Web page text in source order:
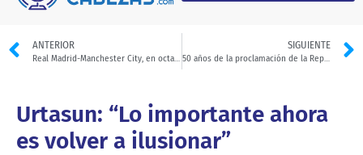
ANTERIOR
Real Madrid-Manchester City, en octavos de la Liga de Campeones
SIGUIENTE
50 años de la proclamación de la República Árabe Saharaui Democrática
Urtasun: “Lo importante ahora
es volver a ilusionar”